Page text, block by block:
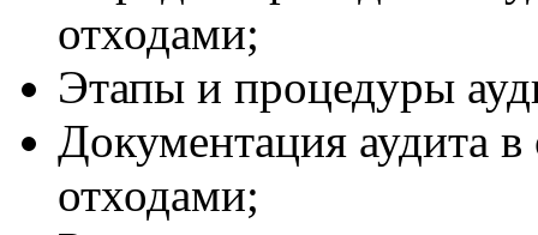
отходами;
Этапы и процедуры
Документация аудита
отходами;